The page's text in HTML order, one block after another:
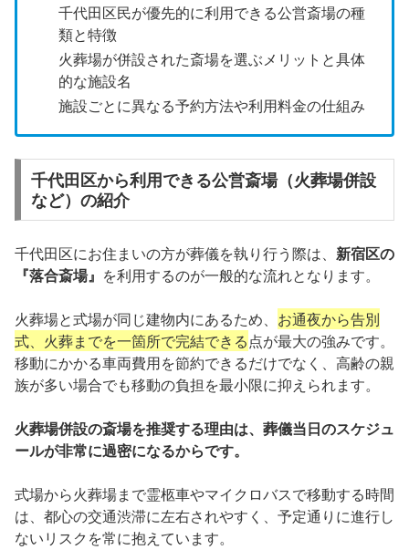
千代田区民が優先的に利用できる公営斎場の種
類と特徴
火葬場が併設された斎場を選ぶメリットと具体
的な施設名
施設ごとに異なる予約方法や利用料金の仕組み
千代田区から利用できる公営斎場（火葬場併設
など）の紹介
千代田区にお住まいの方が葬儀を執り行う際は、 新宿区の
『落合斎場』 を利用するのが一般的な流れとなります。
火葬場と式場が同じ建物内にあるため、 お通夜から告別
式、火葬までを一箇所で完結できる点が最大の強みです。
移動にかかる車両費用を節約できるだけでなく、高齢の親
族が多い場合でも移動の負担を最小限に抑えられます。
火葬場併設の斎場を推奨する理由は、葬儀当日のスケジュ
ールが非常に過密になるからです。
式場から火葬場まで霊柩車やマイクロバスで移動する時間
は、都心の交通渋滞に左右されやすく、予定通りに進行し
ないリスクを常に抱えています。